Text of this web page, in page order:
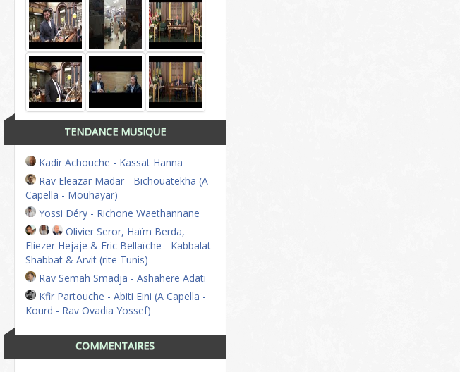
TENDANCE MUSIQUE
Kadir Achouche - Kassat Hanna
Rav Eleazar Madar - Bichouatekha (A
Capella - Mouhayar)
Yossi Déry - Richone Waethannane
Olivier Seror, Haïm Berda,
Eliezer Hejaje & Eric Bellaïche - Kabbalat
Shabbat & Arvit (rite Tunis)
Rav Semah Smadja - Ashahere Adati
Kfir Partouche - Abiti Eini (A Capella -
Kourd - Rav Ovadia Yossef)
COMMENTAIRES